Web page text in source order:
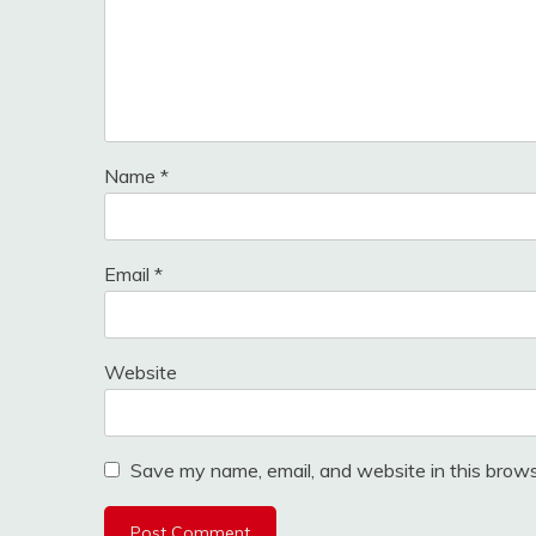
Name *
Email *
Website
Save my name, email, and website in this